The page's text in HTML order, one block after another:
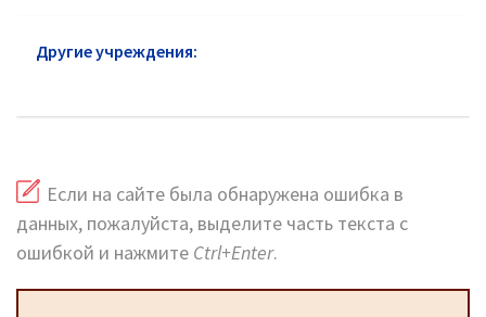
Другие учреждения:
Если на сайте была обнаружена ошибка в
данных, пожалуйста, выделите часть текста с
ошибкой и нажмите Ctrl+Enter.